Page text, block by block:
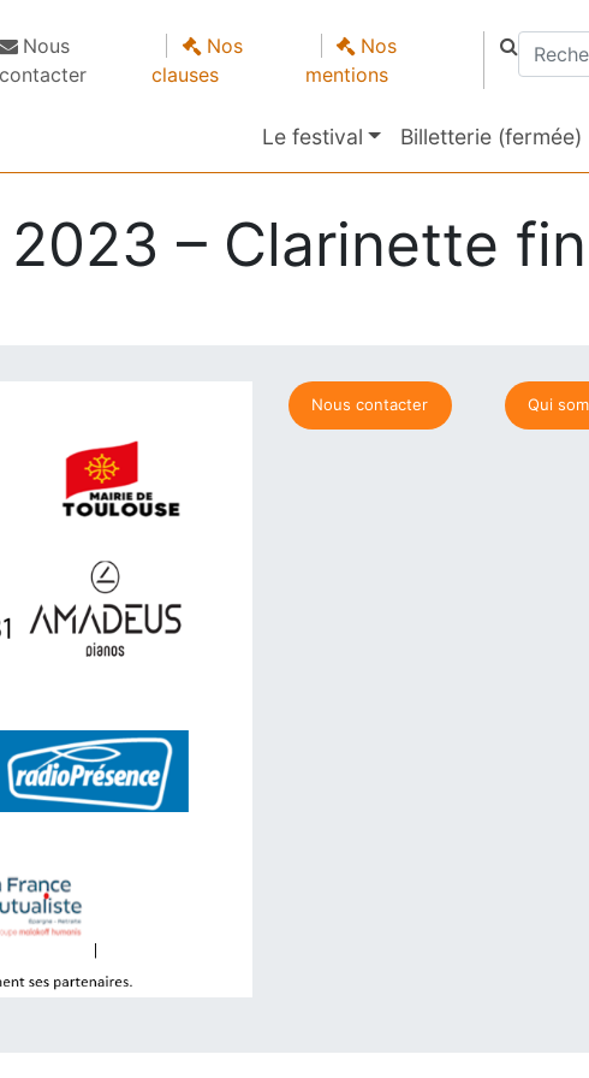
Nous
contacter
Nos
clauses
Nos
mentions
Le festival Billetterie (fermée)
– Clarinette
Nous contacter Qui